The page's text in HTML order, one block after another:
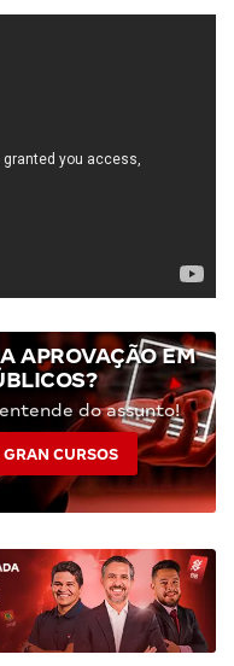
APROVAÇÃO EM
do assunto!
CURSOS